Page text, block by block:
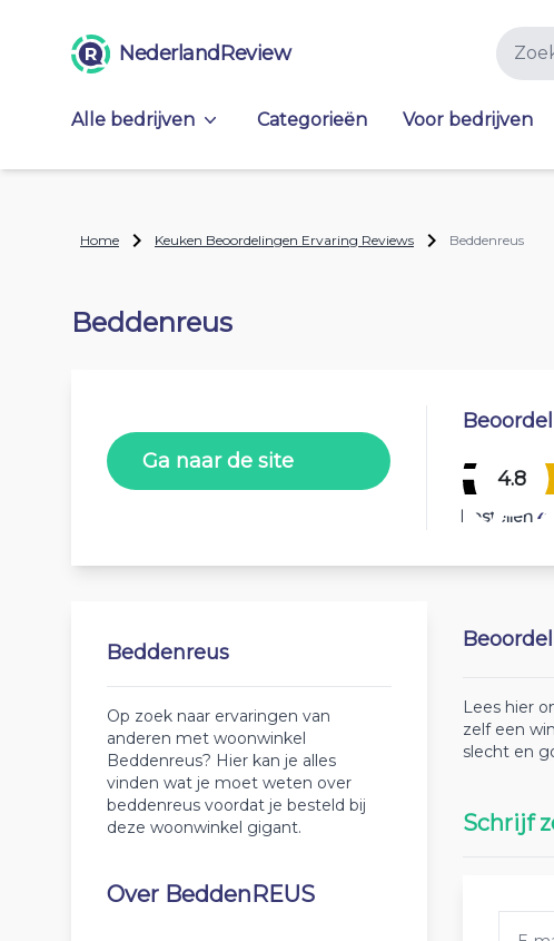
NederlandReview
Alle bedrijven Categorieën Voor bedrijven
Home Keuken Beoordelingen Ervaring Reviews Beddenreus
Beddenreus
Ga naar de site
4.8
Bestellen
Beddenreus
Op zoek naar ervaringen van
anderen met woonwinkel
Beddenreus? Hier kan je alles
vinden wat je moet weten over
beddenreus voordat je besteld bij
deze woonwinkel gigant.
Over BeddenREUS
Lees hier
zelf een
slecht en
Schrijf